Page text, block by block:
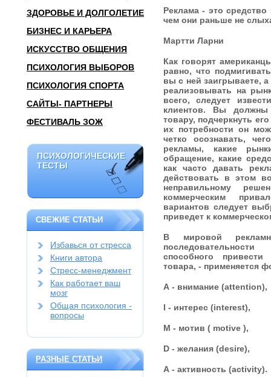
ЗДОРОВЬЕ И ДОЛГОЛЕТИЕ
БИЗНЕС И КАРЬЕРА
ИСКУССТВО ОБЩЕНИЯ
ПСИХОЛОГИЯ ВЫБОРОВ
ПСИХОЛОГИЯ СПОРТА
САЙТЫ- ПАРТНЕРЫ
ФЕСТИВАЛЬ ЗОЖ
ПСИХОЛОГИЧЕСКИЕ
ТЕСТЫ
ПСИХОЛОГИЧЕСКИЕ
ТЕСТЫ
СВЕЖИЕ СТАТЬИ
Избавься от стресса
Книги автора
Стресс-менеджмент
Как работает ваш
мозг
Общая психология -
вопросы
РАЗНЫЕ СТАТЬИ
Реклама - это
чем они раньше не
Мартти Ларни
Как говорят
равно, что
вы с ней заигрываете,
реализовывать на
всего, следует
клиентов. Вы
товару, подчеркнуть
их потребности он
четко осознавать,
рекламы, какие
обращение, какие
как часто давать
действовать в этом
неправильному
коммерческим
вариантов следует
приведет к
В мировой
способного
товара, - применяется
A - внимание (attention),
I - интерес (interest),
М - мотив ( motive ),
D - желания (desire),
A - активность (activity).